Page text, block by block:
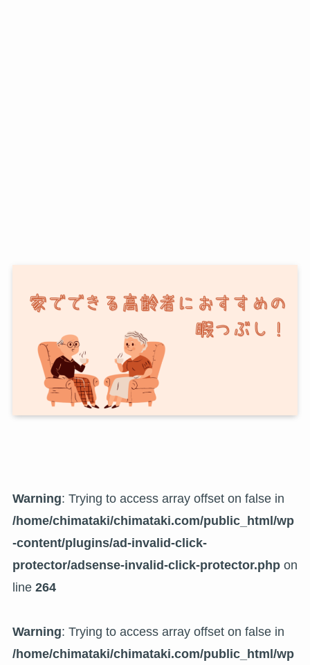
Warning: Trying to access array offset on false in
/home/chimataki/chimataki.com/public_html/wp
-content/plugins/ad-invalid-click-
protector/adsense-invalid-click-protector.phpon
line 264
Warning: Trying to access array offset on false in
/home/chimataki/chimataki.com/public_html/wp